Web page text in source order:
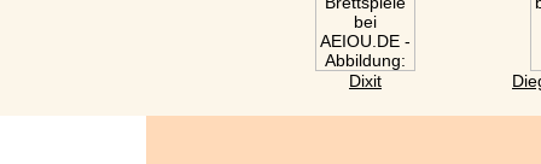
Dixit